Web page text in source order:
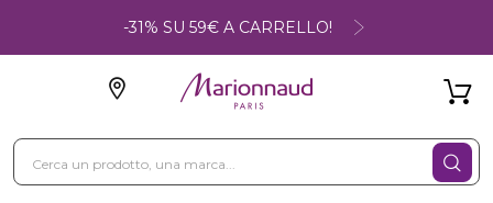
-31% SU 59€ A CARRELLO!